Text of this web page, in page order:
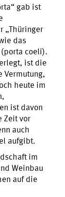
gab ist
„Thüringer
das
coeli).
ist die
Vermutung,
heute im
ist davon
Zeit vor
auch
aufgibt.
im
Weinbau
auf die